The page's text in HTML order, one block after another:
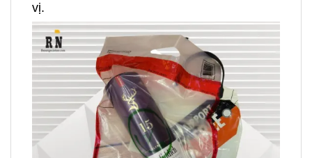
vị.